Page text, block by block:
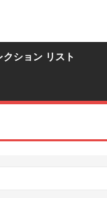
ション リスト